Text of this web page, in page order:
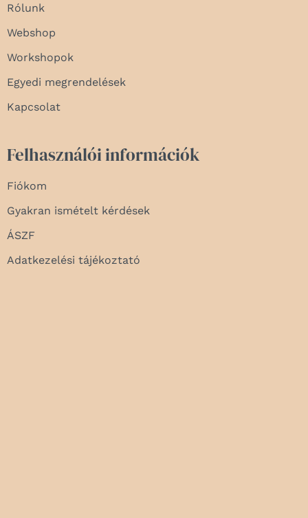
Rólunk
Webshop
Workshopok
Egyedi megrendelések
Kapcsolat
Felhasználói információk
Fiókom
Gyakran ismételt kérdések
ÁSZF
Adatkezelési tájékoztató